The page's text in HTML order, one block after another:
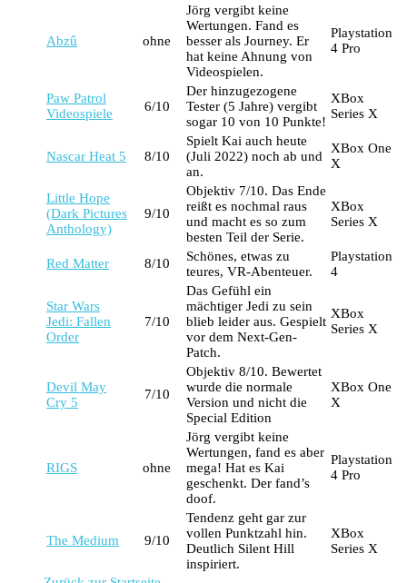
Abzû ohne
Jörg vergibt keine
Wertungen. Fand es
besser als Journey. Er
hat keine Ahnung von
Videospielen.
Playstation
4 Pro
Paw Patrol
Videospiele
6/10
Der hinzugezogene
Tester (5 Jahre) vergibt
sogar 10 von 10 Punkte!
XBox
Series X
Nascar Heat 5 8/10
Spielt Kai auch heute
(Juli 2022) noch ab und
an.
XBox One
X
Little Hope
(Dark Pictures
Anthology)
9/10
Objektiv 7/10. Das Ende
reißt es nochmal raus
und macht es so zum
besten Teil der Serie.
XBox
Series X
Red Matter 8/10
Schönes, etwas zu
teures, VR-Abenteuer.
Playstation
4
Star Wars
Jedi: Fallen
Order
7/10
Das Gefühl ein
mächtiger Jedi zu sein
blieb leider aus. Gespielt
vor dem Next-Gen-
Patch.
XBox
Series X
Devil May
Cry 5
7/10
Objektiv 8/10. Bewertet
wurde die normale
Version und nicht die
Special Edition
XBox One
X
RIGS ohne
Jörg vergibt keine
Wertungen, fand es aber
mega! Hat es Kai
geschenkt. Der fand’s
doof.
Playstation
4 Pro
The Medium 9/10
Tendenz geht gar zur
vollen Punktzahl hin.
Deutlich Silent Hill
inspiriert.
XBox
Series X